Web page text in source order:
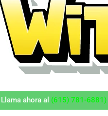
ahora al (615) 781-6881)